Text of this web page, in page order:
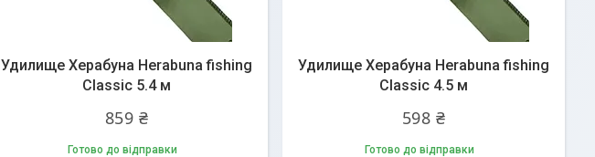
Удилище Херабуна Herabuna fishing
Classic 5.4 м
859 ₴
Готово до відправки
Удилище Херабуна Herabuna fishing
Classic 4.5 м
598 ₴
Готово до відправки